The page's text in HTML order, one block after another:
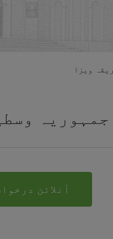
ویزا
جمہوریہ
آنلائن